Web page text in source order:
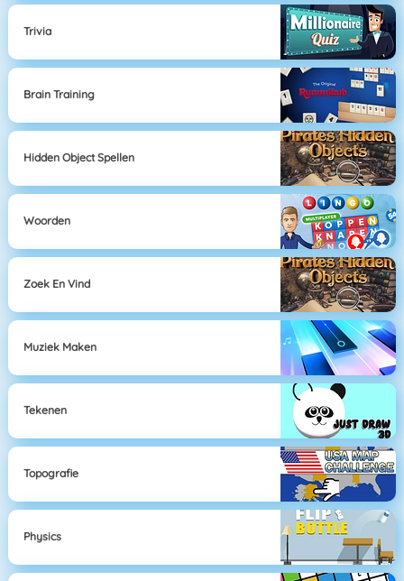
Trivia
Brain Training
Hidden Object Spellen
Woorden
Zoek En Vind
Muziek Maken
Tekenen
Topografie
Physics